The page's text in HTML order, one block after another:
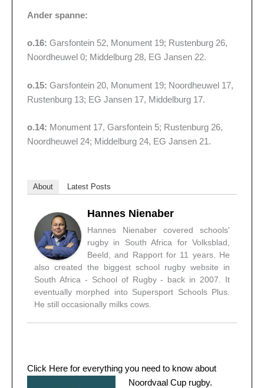
Ander spanne:
o.16: Garsfontein 52, Monument 19; Rustenburg 26,
Noordheuwel 0; Middelburg 28, EG Jansen 22.
o.15: Garsfontein 20, Monument 19; Noordheuwel 17,
Rustenburg 13; EG Jansen 17, Middelburg 17.
o.14: Monument 17, Garsfontein 5; Rustenburg 26,
Noordheuwel 24; Middelburg 24, EG Jansen 21.
About Latest Posts
Hannes Nienaber
Hannes Nienaber covered schools'
rugby in South Africa for Volksblad,
Beeld, and Rapport for 11 years. He
also created the biggest school rugby website in
South Africa - School of Rugby - back in 2007. It
eventually morphed into Supersport Schools Plus.
He still occasionally milks cows.
Click Here for everything you need to know about
Noordvaal Cup rugby.